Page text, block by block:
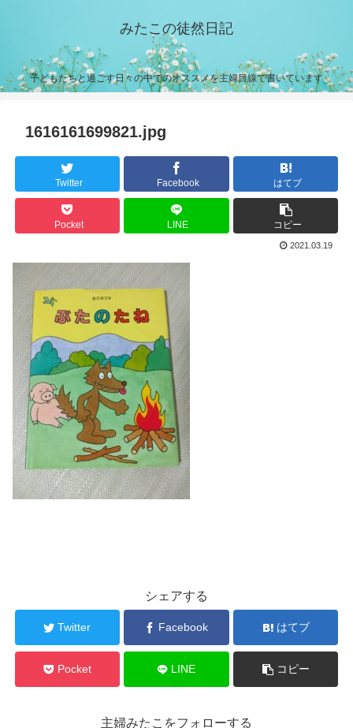
みたこの徒然日記
子どもたちと過ごす日々の中でのオススメを主婦目線で書いています
1616161699821.jpg
Twitter Facebook はてブ
Pocket LINE コピー
2021.03.19
シェアする
Twitter Facebook はてブ
Pocket LINE コピー
主婦みたこをフォローする